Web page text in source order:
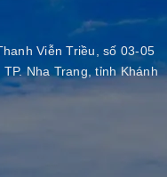
Viễn Triều, số 03-05
Nha Trang, tỉnh Khánh